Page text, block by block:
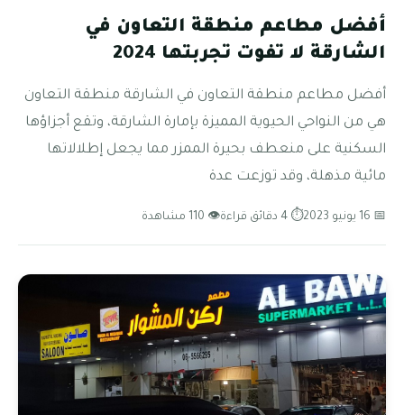
أفضل مطاعم منطقة التعاون في
الشارقة لا تفوت تجربتها 2024
أفضل مطاعم منطقة التعاون في الشارقة منطقة التعاون
هي من النواحي الحيوية المميزة بإمارة الشارقة، وتقع أجزاؤها
السكنية على منعطف بحيرة الممزر مما يجعل إطلالاتها
مائية مذهلة، وقد توزعت عدة
📅 16 يونيو 2023 ⏱ 4 دقائق قراءة 👁 110 مشاهدة